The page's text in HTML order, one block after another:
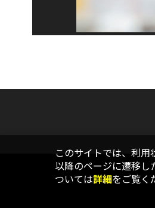
このサイトでは、利用
以降のページに遷移し
ついては詳細をご覧く